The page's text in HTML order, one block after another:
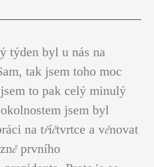
týden byl u nás na
tak jsem toho moc
to pak celý minulý
jsem byl
na tříčtvrtce a věnovat
prvního